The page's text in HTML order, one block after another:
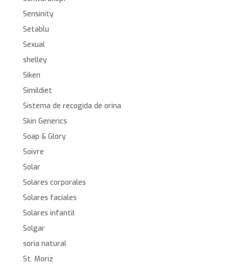
Sensinity
Setablu
Sexual
shelley
Siken
Simildiet
Sistema de recogida de orina
Skin Generics
Soap & Glory
Soivre
Solar
Solares corporales
Solares faciales
Solares infantil
Solgar
soria natural
St. Moriz